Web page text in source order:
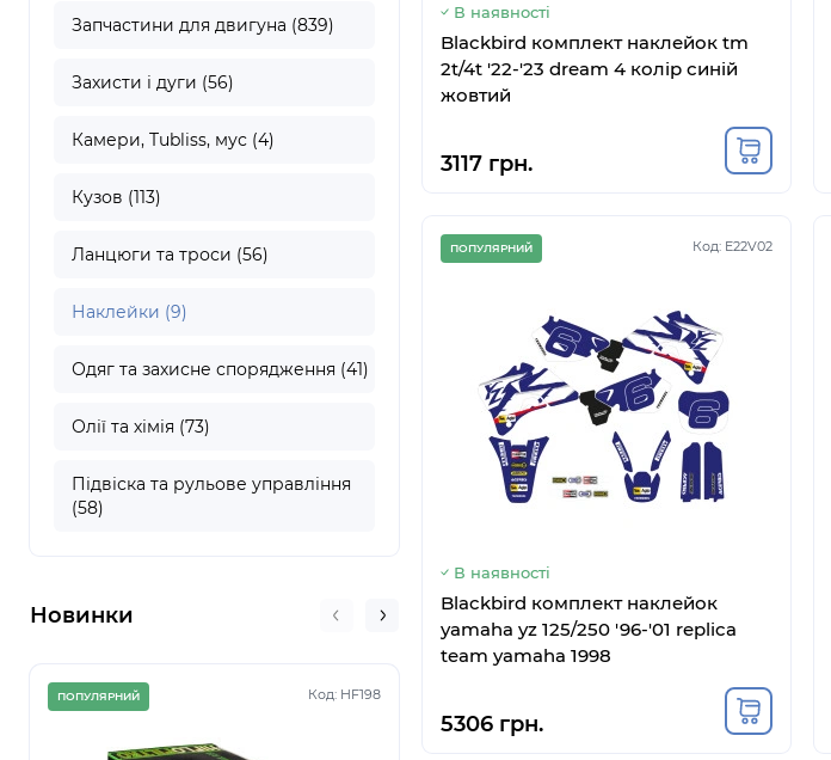
Запчастини для двигуна (839)
Захисти і дуги (56)
Камери, Tubliss, мус (4)
Кузов (113)
Ланцюги та троси (56)
Наклейки (9)
Одяг та захисне спорядження (41)
Олії та хімія (73)
Підвіска та рульове управління
(58)
Новинки
Код: HF198
ПОПУЛЯРНИЙ Код: 860VG812580
В наявності
Blackbird комплект наклейок tm
2t/4t '22-'23 dream 4 колір синій
жовтий
3117 грн.
Код: E22V02
ПОПУЛЯРНИЙ
В наявності
Blackbird комплект наклейок
yamaha yz 125/250 '96-'01 replica
team yamaha 1998
5306 грн.